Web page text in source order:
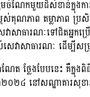
ចំណែកមួយដ៏សំខាន់ក្នុងកា
ស់គុណភាព តម្លាភាព ប្
ាសាធារណៈទៅជិតអ្នកប្រ
ផ្តល់សេវាសាធារណៈ ដើ
ថ្លែងបែបនេះ គឺក្នុងពិធី
២០២៤ នៅសណ្ឋាគារសុខ